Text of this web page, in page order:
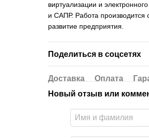
виртуализации и
и САПР. Работа производится
развитие предприятия.
Поделиться в соцсетях
Доставка Оплата
Новый отзыв или